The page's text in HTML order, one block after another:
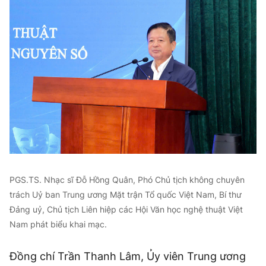
PGS.TS. Nhạc sĩ Đỗ Hồng Quân, Phó Chủ tịch không chuyên
trách Uỷ ban Trung ương Mặt trận Tổ quốc Việt Nam, Bí thư
Đảng uỷ, Chủ tịch Liên hiệp các Hội Văn học nghệ thuật Việt
Nam phát biểu khai mạc.
Đồng chí Trần Thanh Lâm, Ủy viên Trung ương